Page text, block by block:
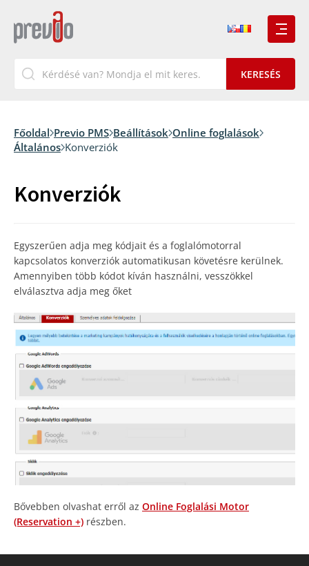
Főoldal Previo PMS Beállítások Online foglalások
Általános Konverziók
Konverziók
Egyszerűen adja meg kódjait és a foglalómotorral
kapcsolatos konverziók automatikusan követésre kerülnek.
Amennyiben több kódot kíván használni, vesszökkel
elválasztva adja meg őket
Bővebben olvashat erről az Online Foglalási Motor
(Reservation +) részben.